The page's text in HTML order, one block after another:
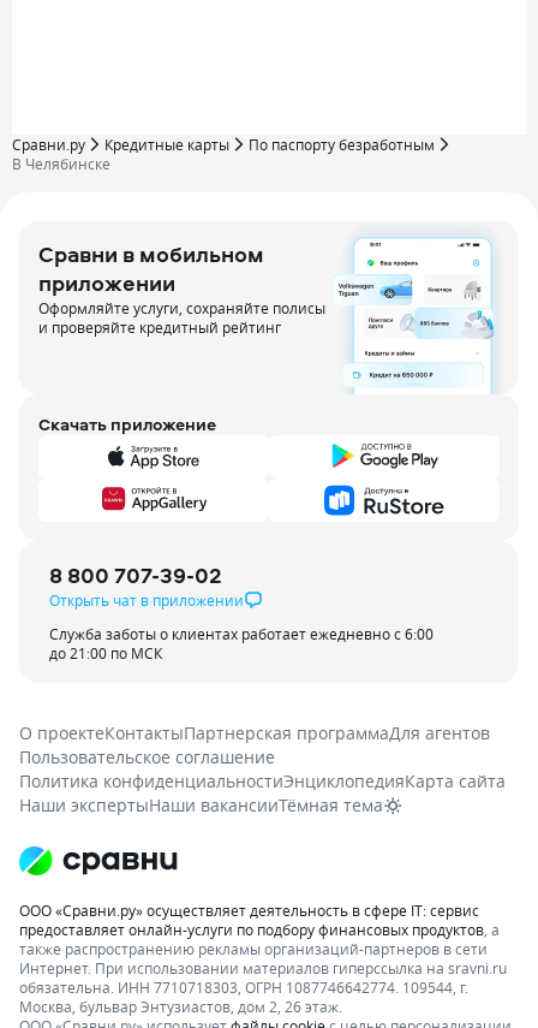
Сравни.ру Кредитные карты
По паспорту безработным
В Челябинске
Сравни в мобильном
приложении
Оформляйте услуги, сохраняйте полисы
и проверяйте кредитный рейтинг
Скачать приложение
8 800 707-39-02
Открыть чат в приложении
Служба заботы о клиентах работает ежедневно с 6:00
до 21:00 по МСК
О проектеКонтактыПартнерская программаДля агентов
Пользовательское соглашение
Политика конфиденциальностиЭнциклопедияКарта сайта
Наши экспертыНаши вакансииТёмная тема
ООО «Сравни.ру» осуществляет деятельность в сфере IT: сервис
предоставляет онлайн-услуги по подбору финансовых продуктов , а
также распространению рекламы организаций-партнеров в сети
Интернет. При использовании материалов гиперссылка на sravni.ru
обязательна. ИНН 7710718303, ОГРН 1087746642774. 109544, г.
Москва, бульвар Энтузиастов, дом 2, 26 этаж.